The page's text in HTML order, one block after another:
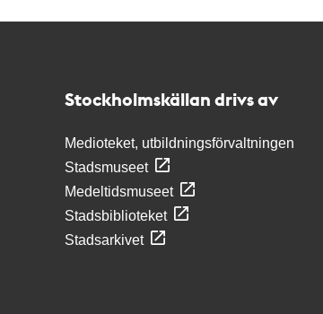
Stockholmskällan drivs av
Medioteket, utbildningsförvaltningen
Stadsmuseet
Medeltidsmuseet
Stadsbiblioteket
Stadsarkivet